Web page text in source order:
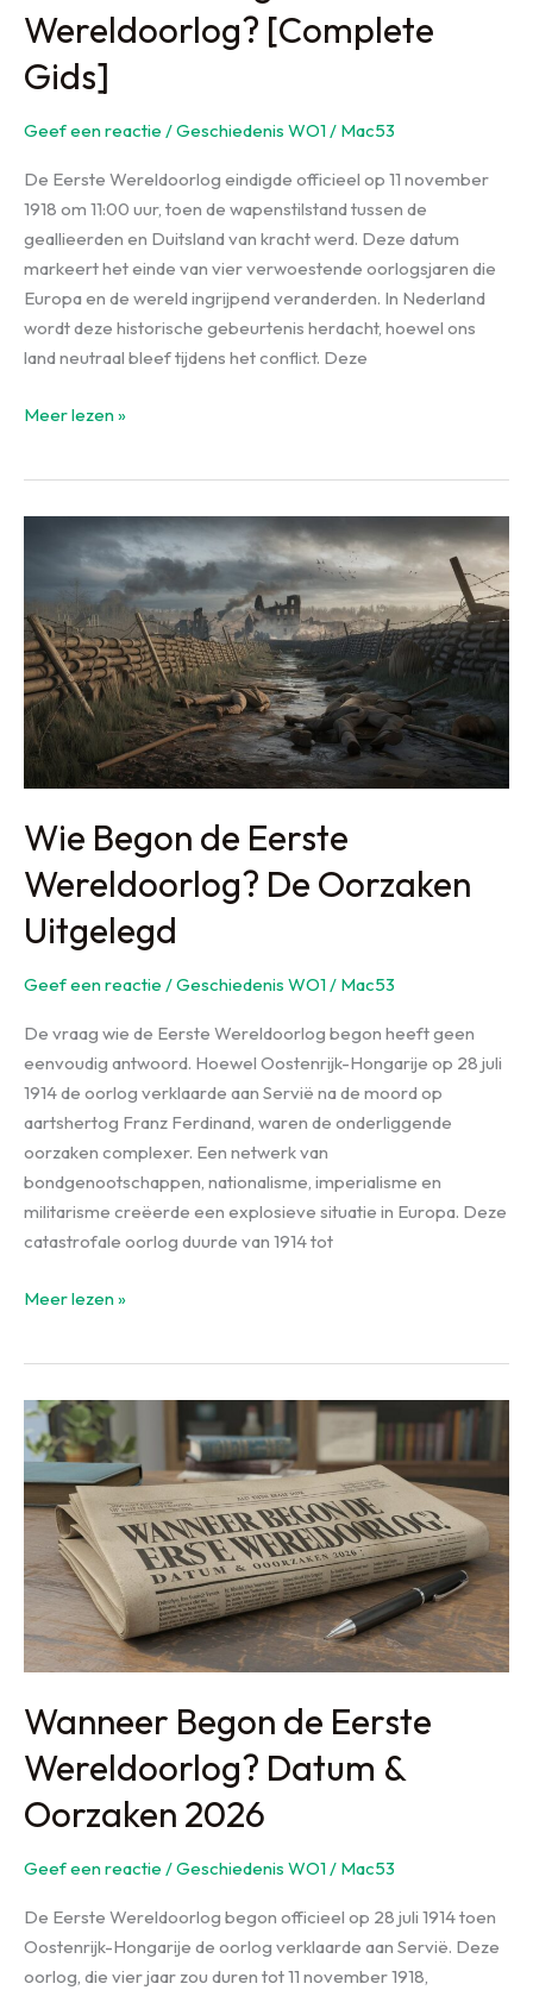
Wereldoorlog? [Complete
Gids]
Geef een reactie /Geschiedenis WO1/ Mac53
De Eerste Wereldoorlog eindigde officieel op 11 november
1918 om 11:00 uur, toen de wapenstilstand tussen de
geallieerden en Duitsland van kracht werd. Deze datum
markeert het einde van vier verwoestende oorlogsjaren die
Europa en de wereld ingrijpend veranderden. In Nederland
wordt deze historische gebeurtenis herdacht, hoewel ons
land neutraal bleef tijdens het conflict. Deze
Wanneer
Wereldoorlog?
[Complete
Meer lezen »
Wie Begon de Eerste
Wereldoorlog? De Oorzaken
Uitgelegd
Geef een reactie /Geschiedenis WO1/ Mac53
De vraag wie de Eerste Wereldoorlog begon heeft geen
eenvoudig antwoord. Hoewel Oostenrijk-Hongarije op 28 juli
1914 de oorlog verklaarde aan Servië na de moord op
aartshertog Franz Ferdinand, waren de onderliggende
oorzaken complexer. Een netwerk van
bondgenootschappen, nationalisme, imperialisme en
militarisme creëerde een explosieve situatie in Europa. Deze
catastrofale oorlog duurde van 1914 tot
Wie
Wereldoorlog?
De
Oorzaken
Uitgelegd
Meer lezen »
Wanneer Begon de Eerste
Wereldoorlog? Datum &
Oorzaken 2026
Geef een reactie /Geschiedenis WO1/ Mac53
De Eerste Wereldoorlog begon officieel op 28 juli 1914 toen
Oostenrijk-Hongarije de oorlog verklaarde aan Servië. Deze
oorlog, die vier jaar zou duren tot 11 november 1918,